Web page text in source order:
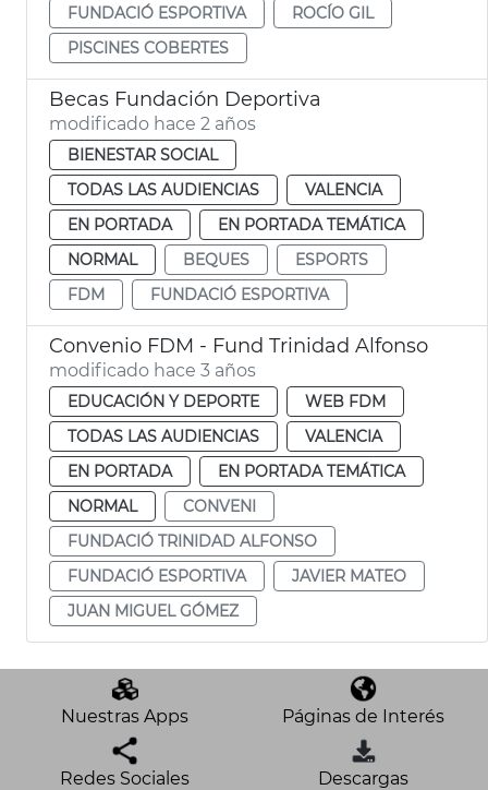
FUNDACIÓ ESPORTIVA
ROCÍO GIL
PISCINES COBERTES
Becas Fundación Deportiva
modificado hace 2 años
BIENESTAR SOCIAL
TODAS LAS AUDIENCIAS
VALENCIA
EN PORTADA
EN PORTADA TEMÁTICA
NORMAL
BEQUES
ESPORTS
FDM
FUNDACIÓ ESPORTIVA
Convenio FDM - Fund Trinidad Alfonso
modificado hace 3 años
EDUCACIÓN Y DEPORTE
WEB FDM
TODAS LAS AUDIENCIAS
VALENCIA
EN PORTADA
EN PORTADA TEMÁTICA
NORMAL
CONVENI
FUNDACIÓ TRINIDAD ALFONSO
FUNDACIÓ ESPORTIVA
JAVIER MATEO
JUAN MIGUEL GÓMEZ
Nuestras Apps Páginas de Interés
Redes Sociales Descargas